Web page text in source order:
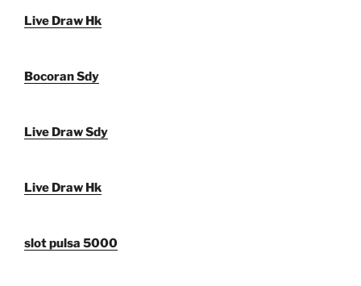
Live Draw Hk
Bocoran Sdy
Live Draw Sdy
Live Draw Hk
slot pulsa 5000